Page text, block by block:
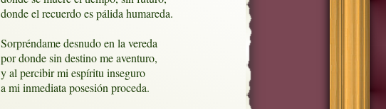
donde el recuerdo es pálida humareda.
Sorpréndame desnudo en la vereda
por donde sin destino me aventuro,
y al percibir mi espíritu inseguro
a mi inmediata posesión proceda.